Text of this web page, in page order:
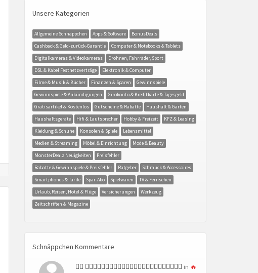
Unsere Kategorien
Allgemeine Schnäppchen Apps & Software
BonusDeals
Cashback & Geld-zurück-Garantie
Computer & Notebooks & Tablets
Digitalkameras & Videokameras
Drohnen, Fahrräder, Sport
DSL & Kabel Festnetzverträge
Elektronik & Computer
Filme & Musik & Bücher
Finanzen & Sparen
Gewinnspiele
Gewinnspiele & Ankündigungen
Girokonto & Kreditkarte & Tagesgeld
Gratisartikel & Kostenlos
Gutscheine & Rabatte
Haushalt & Garten
Haushaltsgeräte
Hifi & Lautsprecher Hobby & Freizeit
KFZ & Leasing
Kleidung & Schuhe
Konsolen & Spiele
Lebensmittel
Medien & Streaming
Möbel & Einrichtung
Mode & Beauty
MonsterDealz Neuigkeiten
Preisfehler
Rabatte & Gewinnspiele & Preisfehler
Ratgeber
Schmuck & Accessoires
Smartphones & Tarife
Spar-Abo Spielwaren
TV & Fernsehen
Urlaub, Reisen, Hotel & Flüge
Versicherungen
Werkzeug
Zeitschriften & Magazine
Schnäppchen Kommentare
👍🏻 👍🏻👍🏻👍🏻👍🏻👍🏻👍🏻👍🏻👍🏻👍🏻👍🏻👍🏻👍🏻 in 🔥